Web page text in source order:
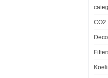
CO2